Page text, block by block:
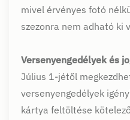
mivel érvényes fotó
szezonra nem adható ki
Versenyengedélyek és
Július 1-jétől
versenyengedélyek
kártya feltöltése